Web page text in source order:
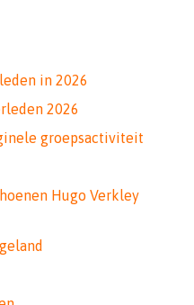
in 2026
2026
groepsactiviteit
Hugo Verkley